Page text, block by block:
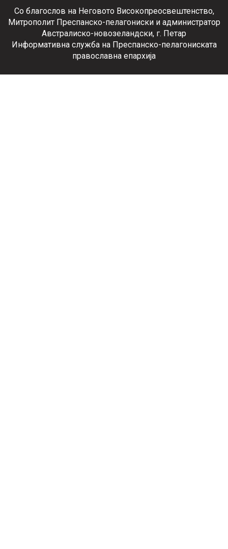
Со благослов на Неговото Високопреосвештенство,
Митрополит Преспанско-пелагониски и администратор
Австралиско-новозеландски, г. Петар
Информативна служба на Преспанско-пелагониската
православна епархија